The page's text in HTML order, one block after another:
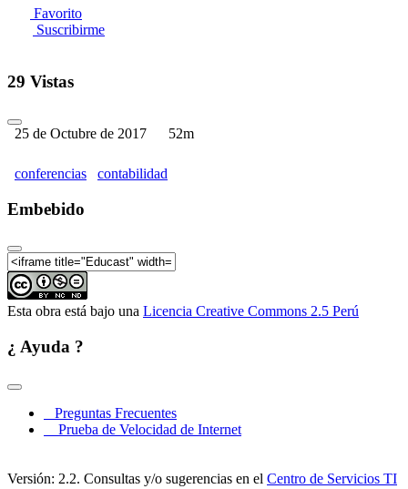
Favorito
Suscribirme
29 Vistas
25 de Octubre de 2017 52m
conferencias contabilidad
Embebido
Esta obra está bajo una Licencia Creative Commons 2.5 Perú
¿ Ayuda ?
Preguntas Frecuentes
Prueba de Velocidad de Internet
Versión: 2.2. Consultas y/o sugerencias en el Centro de Servicios TI